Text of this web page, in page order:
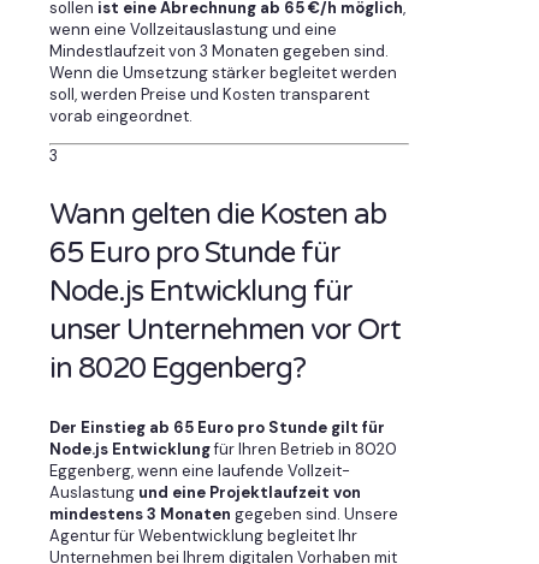
sollen ist eine Abrechnung ab 65 €/h möglich,
wenn eine Vollzeitauslastung und eine
Mindestlaufzeit von 3 Monaten gegeben sind.
Wenn die Umsetzung stärker begleitet werden
soll, werden Preise und Kosten transparent
vorab eingeordnet.
3
Wann gelten die Kosten ab
65 Euro pro Stunde für
Node.js Entwicklung für
unser Unternehmen vor Ort
in 8020 Eggenberg?
Der Einstieg ab 65 Euro pro Stunde gilt für
Node.js Entwicklungfür Ihren Betrieb in 8020
Eggenberg, wenn eine laufende Vollzeit-
Auslastung und eine Projektlaufzeit von
mindestens 3 Monaten gegeben sind. Unsere
Agentur für Webentwicklung begleitet Ihr
Unternehmen bei Ihrem digitalen Vorhaben mit